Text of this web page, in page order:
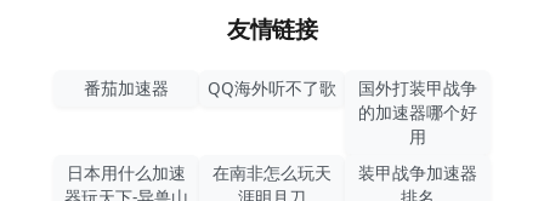
友情链接
番茄加速器 QQ海外听不了歌
国外打装甲战争
的加速器哪个好
用
日本用什么加速
器玩天下-异兽山
在南非怎么玩天
涯明月刀
装甲战争加速器
排名